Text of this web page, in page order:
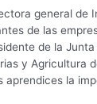
general de
de las
de la
y Agricultura
aprendices la